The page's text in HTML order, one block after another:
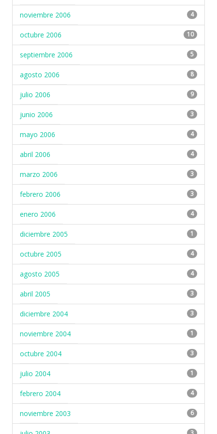
noviembre 2006 4
octubre 2006 10
septiembre 2006 5
agosto 2006 8
julio 2006 9
junio 2006 3
mayo 2006 4
abril 2006 4
marzo 2006 3
febrero 2006 3
enero 2006 4
diciembre 2005 1
octubre 2005 4
agosto 2005 4
abril 2005 3
diciembre 2004 3
noviembre 2004 1
octubre 2004 3
julio 2004 1
febrero 2004 4
noviembre 2003 6